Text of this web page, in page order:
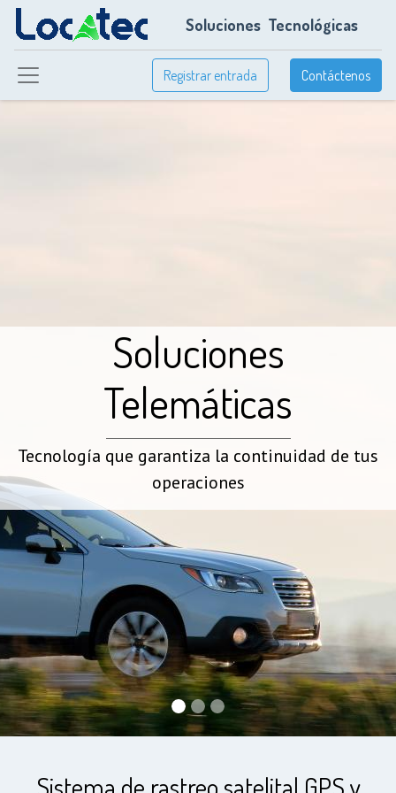
Soluciones Tecnológicas
Registrar entrada Contáctenos
Soluciones
Telemáticas
Tecnología que garantiza la continuidad de tus
operaciones
Sistema de rastreo satelital GPS y